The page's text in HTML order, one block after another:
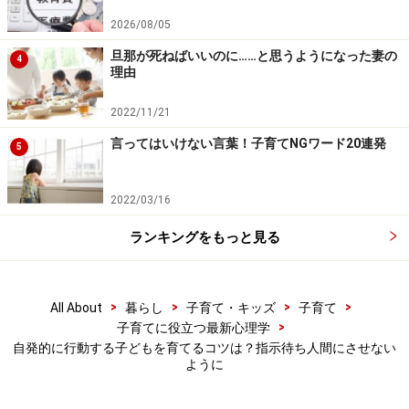
しかし、それがエスカレートし、子供が「イヤな思い」
をしないようにと、先回りしてしまうことがあります。
本当なら失敗しながら乗り越えていくべきチャレンジな
のに、「不安になったらかわいそう」とママが前もって
目の前の困難をどけてくれたら、子供はそれに文句は言
いません。なぜならスイスイと通れる道は気持ちいいも
のだから……。しかし、いつもいつも快適で平らな道ばか
り通っていては、「考える」という習慣が育ちません。
それを身につけぬまま大きくなってしまうと、誰かに指
示を出してもらわないと動けなくなってしまうのです。
「１の過管理タイプ」は子供が圧迫感を受けるので問題
として浮上しやすいのですが、「2の先回りタイプ」
は、子供から「ママ、もう先回りはやめて」と言い出す
2026/08/05
4
旦那が死ねばいいのに……と思うようになった妻の
理由
2022/11/21
5 言ってはいけない言葉！子育てNGワード20連発
2022/03/16
ランキングをもっと見る
All About > 暮らし > 子育て・キッズ > 子育て
>
子育てに役立つ最新心理学
>
自発的に行動する子どもを育てるコツは？指示待ち人間にさせない
ように